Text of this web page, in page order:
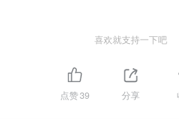
喜欢就支持一下吧
点赞39 分享